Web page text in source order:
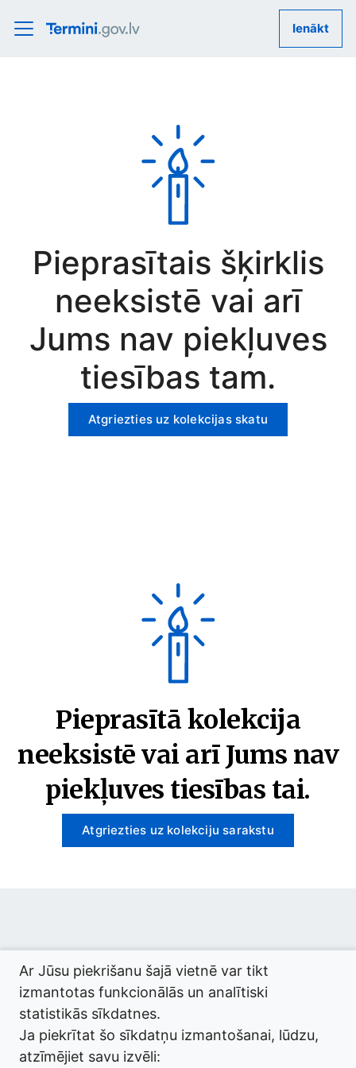
Ienākt
Pieprasītais šķirklis
neeksistē vai arī
Jums nav piekļuves
tiesības tam.
Atgriezties uz kolekcijas skatu
Pieprasītā kolekcija
neeksistē vai arī Jums nav
piekļuves tiesības tai.
Atgriezties uz kolekciju sarakstu
© 2026 termini.gov.lv. Izstrādātājs:Tilde.
Ar Jūsu piekrišanu šajā vietnē var tikt
izmantotas funkcionālās un analītiski
statistikās sīkdatnes.
Ja piekrītat šo sīkdatņu izmantošanai, lūdzu,
atzīmējiet savu izvēli: